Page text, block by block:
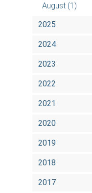
August (1)
2025
2024
2023
2022
2021
2020
2019
2018
2017